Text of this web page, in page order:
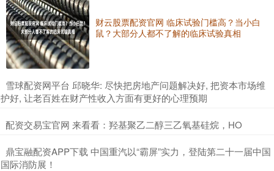
财云股票配资官网 临床试验门槛高？当小白
鼠？大部分人都不了解的临床试验真相
​雪球配资网平台 邱晓华: 尽快把房地产问题解决好, 把资本市场维
护好, 让老百姓在财产性收入方面有更好的心理预期
​配资交易宝官网 来看看：羟基聚乙二醇三乙氧基硅烷，HO
​鼎宝融配资APP下载 中国重汽以“霸屏”实力，登陆第二十一届中国
国际消防展！